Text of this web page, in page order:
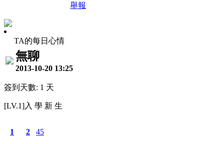
舉報
TA的每日心情
無聊
2013-10-20 13:25
簽到天數: 1 天
[LV.1]入 學 新 生
1 2 45